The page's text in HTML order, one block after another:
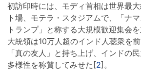
初訪印時には、モディ首相は世界最
ト場、モテラ・スタジアムで、「ナ
トランプ」と称する大規模歓迎集会
大統領は10万人超のインド人聴衆を
「真の友人」と持ち上げ、インドの
多様性を称賛してみせた[2]。